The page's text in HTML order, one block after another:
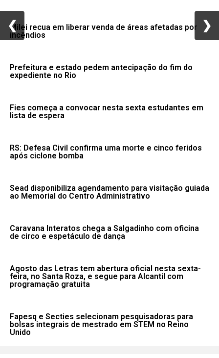
Milei recua em liberar venda de áreas afetadas por
incêndios
Prefeitura e estado pedem antecipação do fim do
expediente no Rio
Fies começa a convocar nesta sexta estudantes em
lista de espera
RS: Defesa Civil confirma uma morte e cinco feridos
após ciclone bomba
Sead disponibiliza agendamento para visitação guiada
ao Memorial do Centro Administrativo
Caravana Interatos chega a Salgadinho com oficina
de circo e espetáculo de dança
Agosto das Letras tem abertura oficial nesta sexta-
feira, no Santa Roza, e segue para Alcantil com
programação gratuita
Fapesq e Secties selecionam pesquisadoras para
bolsas integrais de mestrado em STEM no Reino
Unido
❮ ❯
❮ ❯